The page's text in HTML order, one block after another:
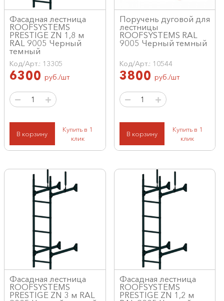
Фасадная лестница
ROOFSYSTEMS
PRESTIGE ZN 1,8 м
RAL 9005 Черный
темный
Код/Арт.: 13305
6300 руб./шт
В корзину
Купить в 1
клик
Поручень дуговой для
лестницы
ROOFSYSTEMS RAL
9005 Черный темный
Код/Арт.: 10544
3800 руб./шт
В корзину
Купить в 1
клик
Фасадная лестница
ROOFSYSTEMS
PRESTIGE ZN 3 м RAL
Фасадная лестница
ROOFSYSTEMS
PRESTIGE ZN 1,2 м